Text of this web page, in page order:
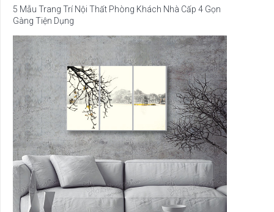
5 Mẫu Trang Trí Nội Thất Phòng Khách Nhà Cấp 4 Gọn
Gàng Tiện Dụng